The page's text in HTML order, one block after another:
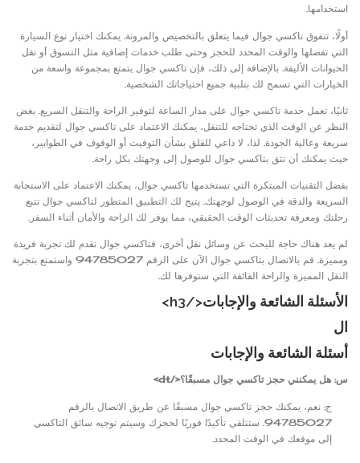
استخدامها.
أولًا، تتفوق تاكسي جوال فيما يتعلق بالتخصيص والمرونة. يمكنك اختيار نوع السيارة
التي تفضلها والوقت المحدد للحجز وحتى طلب خدمات إضافية مثل التسوق أو نقل
الحيوانات الأليفة. بالإضافة إلى ذلك، فإن تاكسي جوال يتمتع بمجموعة واسعة من
الخيارات التي تسمح لك بتلبية جميع احتياجاتك الشخصية.
ثانيًا، تعمل خدمة تاكسي جوال على مدار الساعة لتوفير الراحة والتنقل السريع. بغض
النظر عن الوقت الذي تحتاجه للتنقل، يمكنك الاعتماد على تاكسي جوال لتقديم خدمة
سريعة وعالية الجودة. لذا، لا داعي للقلق بشأن التوقيت أو الوقوف في الطوابير،
حيث يمكنك أن تثق بتاكسي جوال للوصول إلى وجهتك بكل راحة.
بفضل التقنيات المبتكرة التي تستخدمها تاكسي جوال، يمكنك الاعتماد على الاستجابة
السريعة والدقة في الوصول لوجهتك. يتيح لك التطبيق المتطور لتاكسي جوال تتبع
رحلتك ومعرفة تحديثات الوقت الحقيقي، مما يوفر لك الراحة والأمان أثناء السفر.
لم يعد هناك حاجة للبحث عن وسائل نقل أخرى، فتاكسي جوال تقدم لك تجربة فريدة
ومميزة. قم بالاتصال بتاكسي جوال الآن على الرقم 94785027 واستمتع بتجربة
النقل المميزة والراحة الفائقة التي ستوفرها لك.
الأسئلة الشائعة والإجابات</h3>
ال
أسئلة الشائعة والإجابات
س: هل يمكنني حجز تاكسي جوال مسبقًا؟</dt>
ج: نعم، يمكنك حجز تاكسي جوال مسبقًا عن طريق الاتصال بالرقم
94785027. ستتلقى تأكيدًا فوريًا لحجزك وسيتم توجيه سائق التاكسي
إلى موقعك في الوقت المحدد.